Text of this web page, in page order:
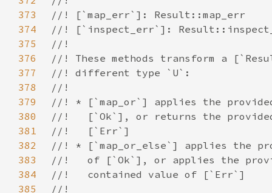
373
374
375
376
377
378
379
380
381
382
383
384
385